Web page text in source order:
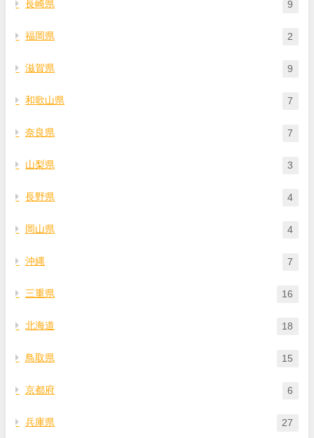
長崎県 9
福岡県 2
滋賀県 9
和歌山県 7
奈良県 7
山梨県 3
長野県 4
岡山県 4
沖縄 7
三重県 16
北海道 18
鳥取県 15
京都府 6
兵庫県 27